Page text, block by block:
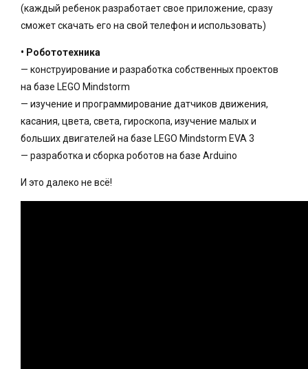
(каждый ребенок разработает свое приложение, сразу
сможет скачать его на свой телефон и использовать)
• Робототехника
— конструирование и разработка собственных проектов
на базе LEGO Mindstorm
— изучение и программирование датчиков движения,
касания, цвета, света, гироскопа, изучение малых и
больших двигателей на базе LEGO Mindstorm EVA 3
— разработка и сборка роботов на базе Arduino
И это далеко не всё!